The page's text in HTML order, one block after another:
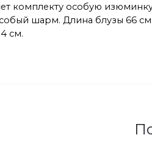
комплекту особую
шарм. Длина блузы 66
см.